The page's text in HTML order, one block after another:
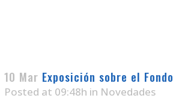
10 Mar Exposición sobre el
Posted at 09:48h in Novedades